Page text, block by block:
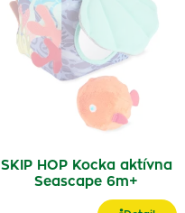
SKIP HOP Kocka aktívna
Seascape 6m+